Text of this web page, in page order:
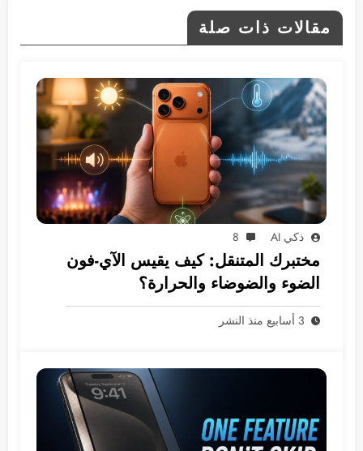
مقالات ذات صلة
ذكي AI 8
مختبرك المتنقل: كيف يقيس الآي-فون
الضوء والضوضاء والحرارة؟
3 أسابيع منذ النشر